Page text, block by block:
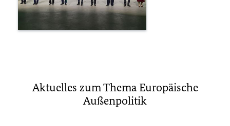
Aktuelles zum Thema Europäische
Außenpolitik